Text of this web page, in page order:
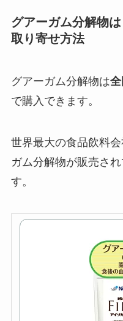
グアーガム分解物
取り寄せ方法
グアーガム分解物は
で購入できます。
世界最大の食品飲料会
ガム分解物が販売さ
す。